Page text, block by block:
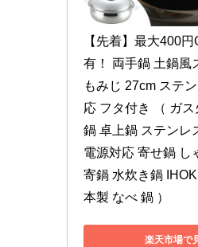
【先着】最大400
有！ 両手鍋 土鍋風
もみじ 27cm ステ
応 フタ付き （ ガ
鍋 卓上鍋 ステンレ
電源対応 寄せ鍋 し
寄鍋 水炊き鍋
本製 なべ 鍋 ）
楽天市場で